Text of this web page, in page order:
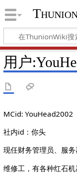
用户
MCid: YouHead2002
社内id：你头
现任财务管理员、服务
维修工，有各种红石